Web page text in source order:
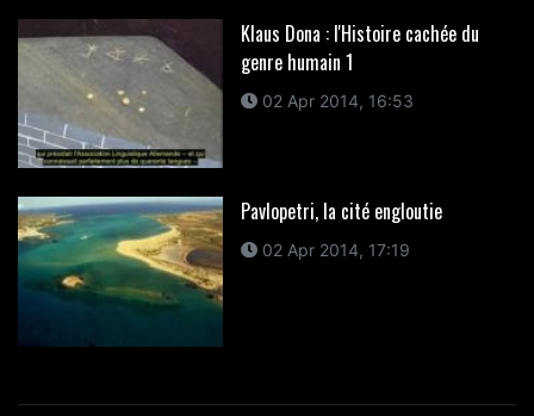
Klaus Dona : l'Histoire cachée du
genre humain 1
02 Apr 2014, 16:53
Pavlopetri, la cité engloutie
02 Apr 2014, 17:19